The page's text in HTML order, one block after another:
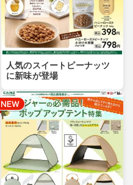
人気のスイートピーナッツ
に新味が登場